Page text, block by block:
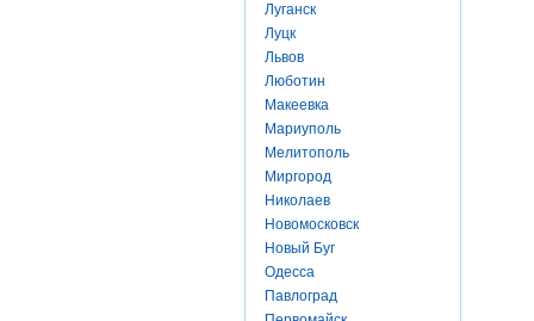
Луганск
Луцк
Львов
Люботин
Макеевка
Мариуполь
Мелитополь
Миргород
Николаев
Новомосковск
Новый Буг
Одесса
Павлоград